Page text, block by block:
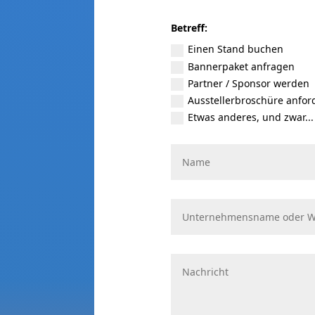
Betreff:
Einen Stand buchen
Bannerpaket anfragen
Partner / Sponsor werden
Ausstellerbroschüre
Etwas anderes, und zwar...